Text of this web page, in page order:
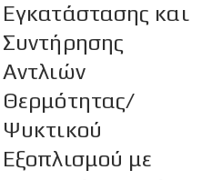
Εγκατάστασης και
Συντήρησης
Αντλιών
Θερμότητας/
Ψυκτικού
Εξοπλισμού με